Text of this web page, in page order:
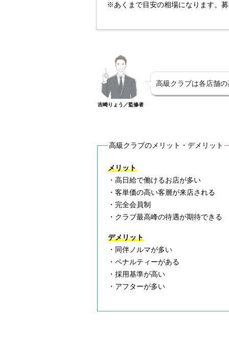
※あくまで目安の相場になります。
吉崎りょう／監修者
高級クラブは各店舗
高級クラブのメリット・デメリット
メリット
・高日給で働けるお店が多い
・客単価の高い客層が来店される
・完全会員制
・クラブ最高峰の待遇が期待できる
デメリット
・同伴ノルマが多い
・ペナルティーがある
・採用基準が高い
・アフターが多い